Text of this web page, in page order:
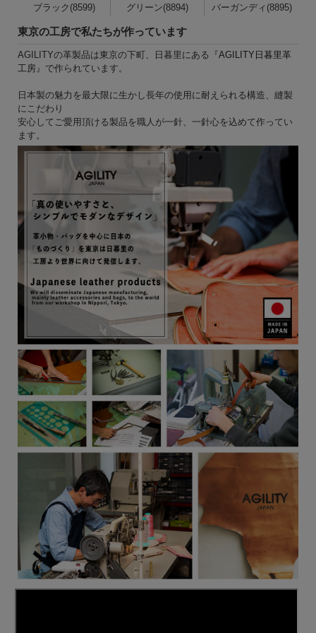
ブラック(8599) グリーン(8894) バーガンディ(8895)
東京の工房で私たちが作っています
AGILITYの革製品は東京の下町、日暮里にある『AGILITY日暮里革
工房 』で作られています。
日本製の魅力を最大限に生かし長年の使用に耐えられる構造、縫製
にこだわり
安心してご愛用頂ける製品を職人が一針、一針心を込めて作ってい
ます。